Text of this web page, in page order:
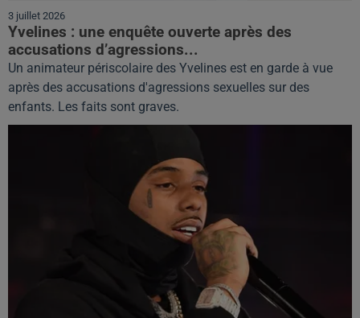
3 juillet 2026
Yvelines : une enquête ouverte après des
accusations d’agressions...
Un animateur périscolaire des Yvelines est en garde à vue
après des accusations d'agressions sexuelles sur des
enfants. Les faits sont graves.